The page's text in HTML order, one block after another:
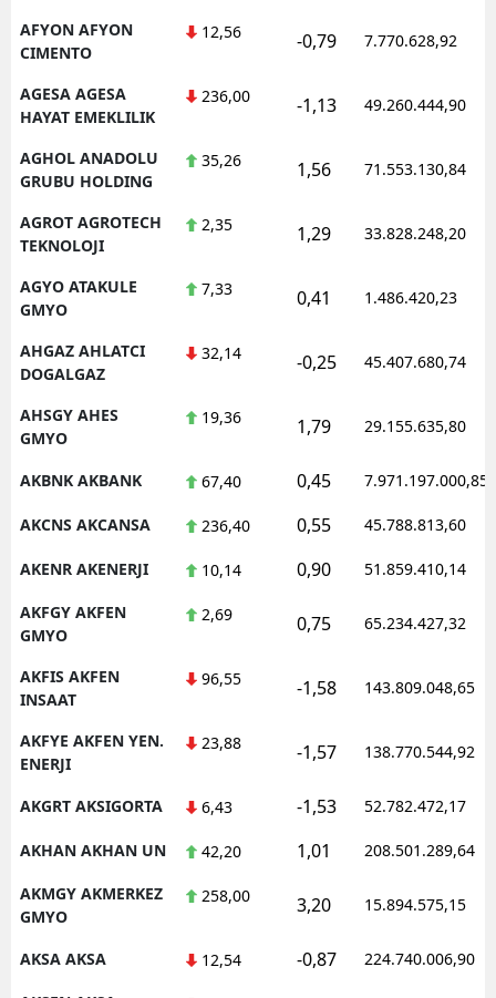
AFYON AFYON
CIMENTO
12,56 -0,79 7.770.628,92
AGESA AGESA
HAYAT EMEKLILIK
236,00 -1,13 49.260.444,90
AGHOL ANADOLU
GRUBU HOLDING
35,26 1,56 71.553.130,84
AGROT AGROTECH
TEKNOLOJI
2,35 1,29 33.828.248,20
AGYO ATAKULE
GMYO
7,33 0,41 1.486.420,23
AHGAZ AHLATCI
DOGALGAZ
32,14 -0,25 45.407.680,74
AHSGY AHES
GMYO
19,36 1,79 29.155.635,80
AKBNK AKBANK 67,40 0,45 7.971.197.000,85
AKCNS AKCANSA 236,40 0,55 45.788.813,60
AKENR AKENERJI 10,14 0,90 51.859.410,14
AKFGY AKFEN
GMYO
2,69 0,75 65.234.427,32
AKFIS AKFEN
INSAAT
96,55 -1,58 143.809.048,65
AKFYE AKFEN YEN.
ENERJI
23,88 -1,57 138.770.544,92
AKGRT AKSIGORTA 6,43 -1,53 52.782.472,17
AKHAN AKHAN UN 42,20 1,01 208.501.289,64
AKMGY AKMERKEZ
GMYO
258,00 3,20 15.894.575,15
AKSA AKSA 12,54 -0,87 224.740.006,90